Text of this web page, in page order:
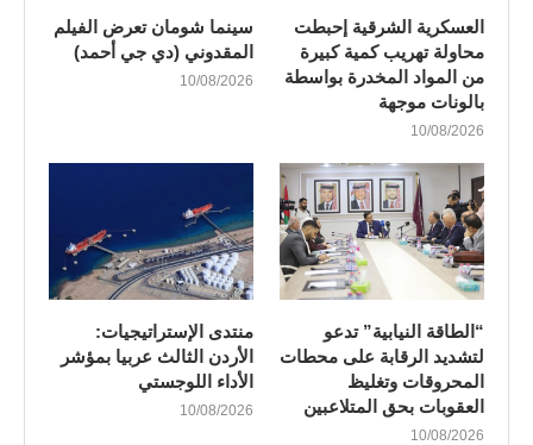
العسكرية الشرقية إحبطت
محاولة تهريب كمية كبيرة
من المواد المخدرة بواسطة
بالونات موجهة
10/08/2026
سينما شومان تعرض الفيلم
المقدوني (دي جي أحمد)
10/08/2026
“الطاقة النيابية” تدعو
لتشديد الرقابة على محطات
المحروقات وتغليظ
العقوبات بحق المتلاعبين
10/08/2026
منتدى الإستراتيجيات:
الأردن الثالث عربيا بمؤشر
الأداء اللوجستي
10/08/2026